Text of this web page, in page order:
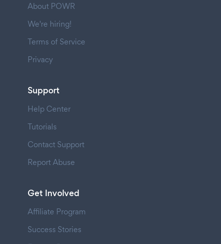
About POWR
We're hiring!
Terms of Service
Privacy
Support
Help Center
Tutorials
Contact Support
Report Abuse
Get Involved
Affiliate Program
Success Stories